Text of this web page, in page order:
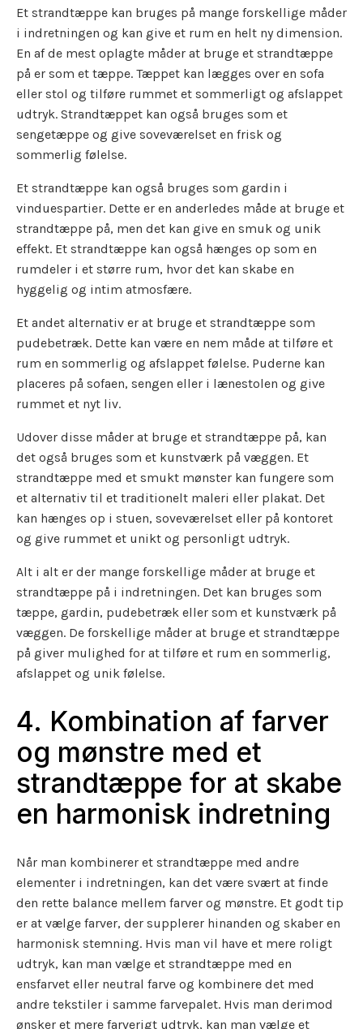
Et strandtæppe kan bruges på mange forskellige måder
i indretningen og kan give et rum en helt ny dimension.
En af de mest oplagte måder at bruge et strandtæppe
på er som et tæppe. Tæppet kan lægges over en sofa
eller stol og tilføre rummet et sommerligt og afslappet
udtryk. Strandtæppet kan også bruges som et
sengetæppe og give soveværelset en frisk og
sommerlig følelse.
Et strandtæppe kan også bruges som gardin i
vinduespartier. Dette er en anderledes måde at bruge et
strandtæppe på, men det kan give en smuk og unik
effekt. Et strandtæppe kan også hænges op som en
rumdeler i et større rum, hvor det kan skabe en
hyggelig og intim atmosfære.
Et andet alternativ er at bruge et strandtæppe som
pudebetræk. Dette kan være en nem måde at tilføre et
rum en sommerlig og afslappet følelse. Puderne kan
placeres på sofaen, sengen eller i lænestolen og give
rummet et nyt liv.
Udover disse måder at bruge et strandtæppe på, kan
det også bruges som et kunstværk på væggen. Et
strandtæppe med et smukt mønster kan fungere som
et alternativ til et traditionelt maleri eller plakat. Det
kan hænges op i stuen, soveværelset eller på kontoret
og give rummet et unikt og personligt udtryk.
Alt i alt er der mange forskellige måder at bruge et
strandtæppe på i indretningen. Det kan bruges som
tæppe, gardin, pudebetræk eller som et kunstværk på
væggen. De forskellige måder at bruge et strandtæppe
på giver mulighed for at tilføre et rum en sommerlig,
afslappet og unik følelse.
4. Kombination af farver
og mønstre med et
strandtæppe for at skabe
en harmonisk indretning
Når man kombinerer et strandtæppe med andre
elementer i indretningen, kan det være svært at finde
den rette balance mellem farver og mønstre. Et godt tip
er at vælge farver, der supplerer hinanden og skaber en
harmonisk stemning. Hvis man vil have et mere roligt
udtryk, kan man vælge et strandtæppe med en
ensfarvet eller neutral farve og kombinere det med
andre tekstiler i samme farvepalet. Hvis man derimod
ønsker et mere farverigt udtryk, kan man vælge et